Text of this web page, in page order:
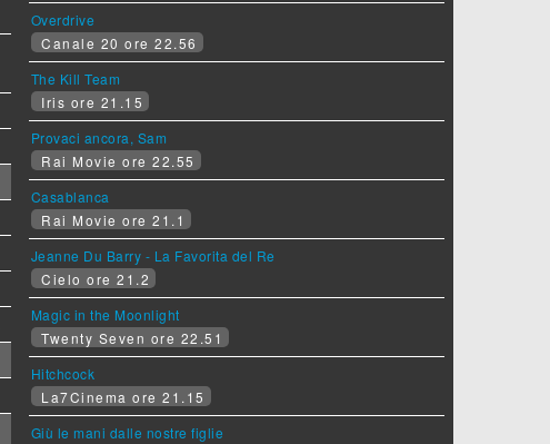
Overdrive
Canale 20 ore 22.56
The Kill Team
Iris ore 21.15
Provaci ancora, Sam
Rai Movie ore 22.55
Casablanca
Rai Movie ore 21.1
Jeanne Du Barry - La Favorita del Re
Cielo ore 21.2
Magic in the Moonlight
Twenty Seven ore 22.51
Hitchcock
La7Cinema ore 21.15
Giù le mani dalle nostre figlie